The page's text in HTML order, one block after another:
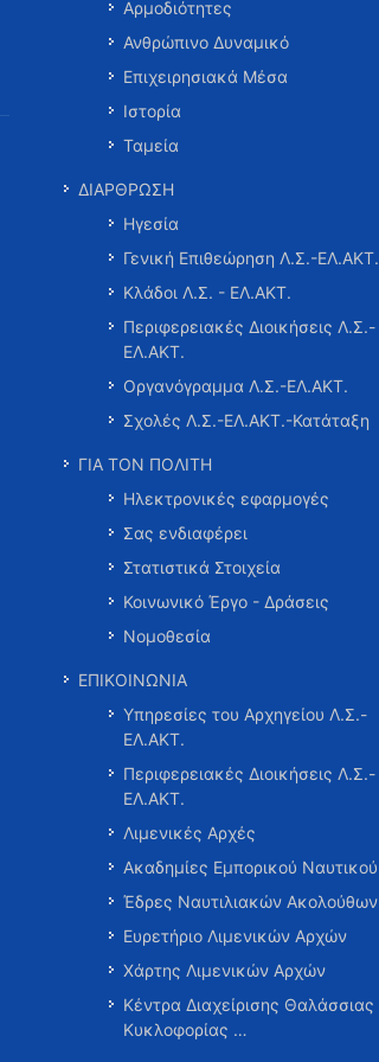
Αρμοδιότητες
Ανθρώπινο Δυναμικό
Επιχειρησιακά Μέσα
Ιστορία
Ταμεία
ΔΙΑΡΘΡΩΣΗ
Ηγεσία
Γενική Επιθεώρηση Λ.Σ.-ΕΛ.ΑΚΤ.
Κλάδοι Λ.Σ. - ΕΛ.ΑΚΤ.
Περιφερειακές Διοικήσεις Λ.Σ.-
ΕΛ.ΑΚΤ.
Οργανόγραμμα Λ.Σ.-ΕΛ.ΑΚΤ.
Σχολές Λ.Σ.-ΕΛ.ΑΚΤ.-Κατάταξη
ΓΙΑ ΤΟΝ ΠΟΛΙΤΗ
Ηλεκτρονικές εφαρμογές
Σας ενδιαφέρει
Στατιστικά Στοιχεία
Κοινωνικό Έργο - Δράσεις
Νομοθεσία
ΕΠΙΚΟΙΝΩΝΙΑ
Υπηρεσίες του Αρχηγείου Λ.Σ.-
ΕΛ.ΑΚΤ.
Περιφερειακές Διοικήσεις Λ.Σ.-
ΕΛ.ΑΚΤ.
Λιμενικές Αρχές
Ακαδημίες Εμπορικού Ναυτικού
Έδρες Ναυτιλιακών Ακολούθων
Ευρετήριο Λιμενικών Αρχών
Χάρτης Λιμενικών Αρχών
Κέντρα Διαχείρισης Θαλάσσιας
Κυκλοφορίας …